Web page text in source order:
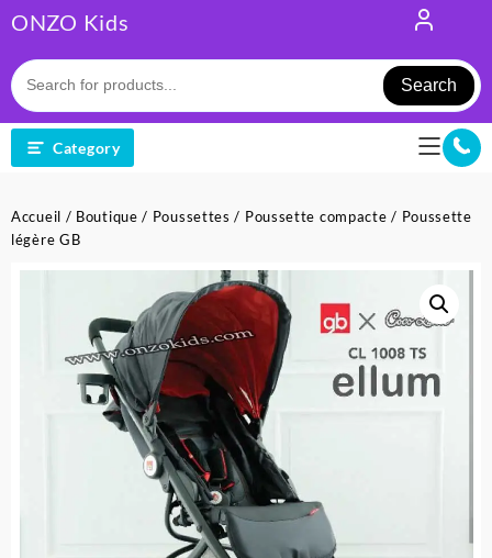
to
content
ONZO Kids
Search
Category
Accueil / Boutique / Poussettes / Poussette compacte / Poussette
légère GB